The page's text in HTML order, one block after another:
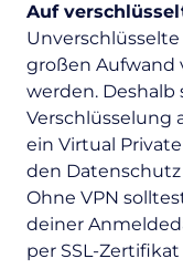
Auf
großen Aufwand
werden.
Verschlüsselung
ein Virtual
den
Ohne VPN
deiner
per SSL-